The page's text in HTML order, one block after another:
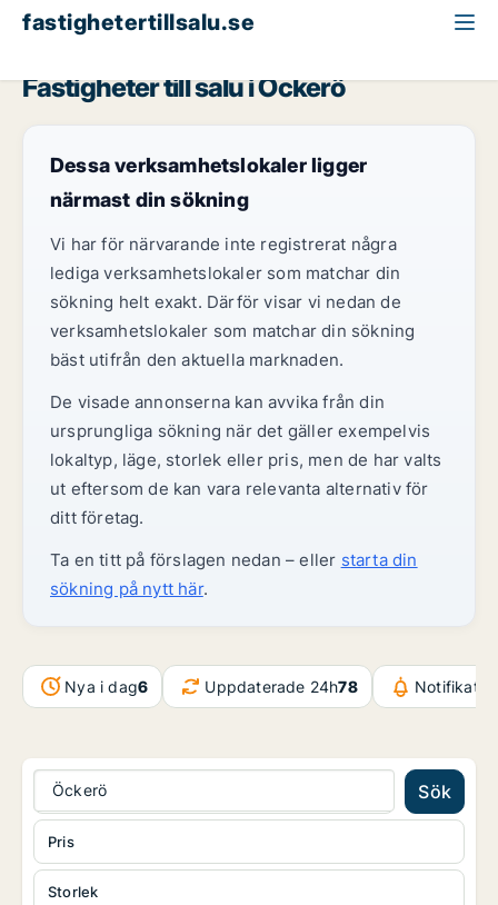
fastighetertillsalu.se
Fastigheter till salu i Öckerö
Dessa verksamhetslokaler ligger
närmast din sökning
Vi har för närvarande inte registrerat några
lediga verksamhetslokaler som matchar din
sökning helt exakt. Därför visar vi nedan de
verksamhetslokaler som matchar din sökning
bäst utifrån den aktuella marknaden.
De visade annonserna kan avvika från din
ursprungliga sökning när det gäller exempelvis
lokaltyp, läge, storlek eller pris, men de har valts
ut eftersom de kan vara relevanta alternativ för
ditt företag.
Ta en titt på förslagen nedan – eller starta din
sökning på nytt här.
Nya i dag6 Uppdaterade 24h78
Öckerö Sök
Storlek
Pris